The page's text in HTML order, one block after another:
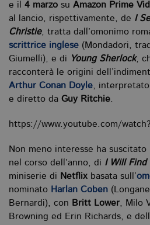
e il 4 marzo su Amazon Prime
al lancio, rispettivamente, de I
Christie, tratta dall’omonimo
scrittrice inglese (Mondadori,
Giumelli), e di Young Sherlock,
racconterà le origini
Arthur Conan Doyle,
e diretto da Guy Ritchie.
https://www.youtube.com/
Non meno interesse ha suscitato
nel corso dell’anno, di I Will Find
miniserie di Netflix basata sull’
nominato Harlan Coben
Bernardi), con Britt Lower, Milo
Browning ed Erin Richards, e
_fbp